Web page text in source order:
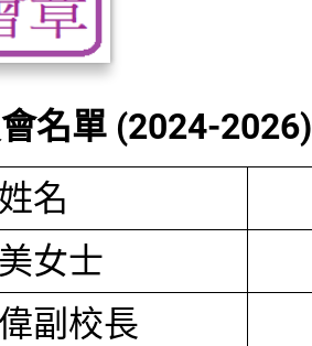
名單 (2024-2026)
姓名
女士
副校長